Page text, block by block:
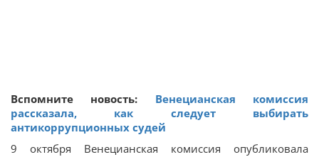
Вспомните новость: Венецианская комиссия
рассказала, как следует выбирать
антикоррупционных судей
9 октября Венецианская комиссия опубликовала